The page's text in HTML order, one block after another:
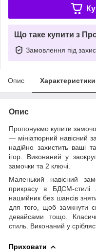
Що таке купити з
Замовлення під
Опис Характеристики
Опис
Пропонуємо купити
— мініатюрний навісний
надійно захистить ваші
ігор. Виконаний у
замочки та 2 ключі.
Маленький навісний
прикрасу в БДСМ-стилі
нашийник без шансів
для того, щоб замкнути
девайсами тощо.
стиль. Виконаний у
Приховати